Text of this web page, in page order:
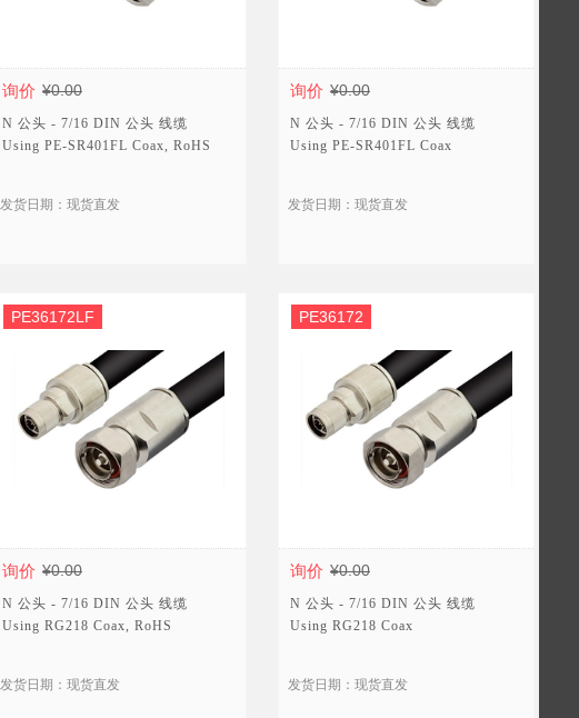
询价 ¥0.00
N 公头 - 7/16 DIN 公头 线缆
Using PE-SR401FL Coax, RoHS
发货日期：现货直发
询价 ¥0.00
N 公头 - 7/16 DIN 公头 线缆
Using PE-SR401FL Coax
发货日期：现货直发
询价 ¥0.00
PE36172LF
N 公头 - 7/16 DIN 公头 线缆
Using RG218 Coax, RoHS
发货日期：现货直发
询价 ¥0.00
PE36172
N 公头 - 7/16 DIN 公头 线缆
Using RG218 Coax
发货日期：现货直发